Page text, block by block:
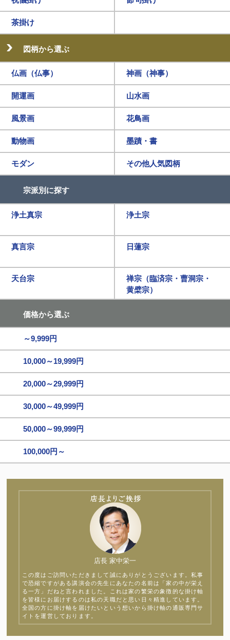
茶掛け
図柄から選ぶ
仏画（仏事） 神画（神事）
開運画 山水画
風景画 花鳥画
動物画 墨蹟・書
モダン その他人気図柄
宗派別に探す
浄土真宗 浄土宗
真言宗 日蓮宗
天台宗
禅宗（臨済宗・曹洞宗・
黄檗宗）
価格から選ぶ
～9,999円
10,000～19,999円
20,000～29,999円
30,000～49,999円
50,000～99,999円
100,000円～
店長 家中栄一
この度はご訪問いただきまして誠にありがとうございます。私事
で恐縮ですがある講演会の先生にあなたの名前は「家の中が栄え
る一方」だねと言われました。これは家の繁栄の象徴的な掛け軸
を皆様にお届けするのは私の天職だと思い日々精進しています。
全国の方に掛け軸を届けたいという想いから掛け軸の通販専門サ
イトを運営しております。